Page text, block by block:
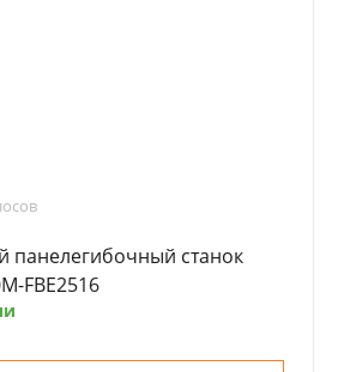
панелегибочный станок
FBE2516